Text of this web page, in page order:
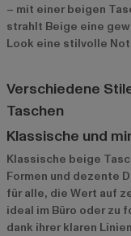
– mit einer beigen
strahlt Beige eine
Look eine stilvolle
Verschiedene
Taschen
Klassische und
Klassische beige
Formen und dezente
für alle, die Wert auf
ideal im Büro oder zu
dank ihrer klaren